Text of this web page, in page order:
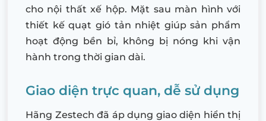
cho nội thất xế hộp. Mặt sau màn hình với
thiết kế quạt gió tản nhiệt giúp sản phẩm
hoạt động bền bỉ, không bị nóng khi vận
hành trong thời gian dài.
Giao diện trực quan, dễ sử dụng
Hãng Zestech đã áp dụng giao diện hiển thị